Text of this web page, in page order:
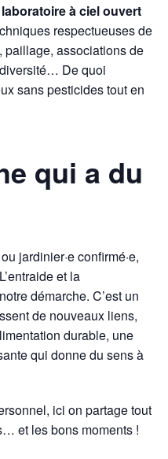
laboratoire à ciel ouvert
respectueuses de
paillage, associations de
De quoi
sans pesticides tout en
qui a du
jardinier·e confirmé·e,
et la
démarche. C’est un
de nouveaux liens,
durable, une
qui donne du sens à
ici on partage tout
et les bons moments !